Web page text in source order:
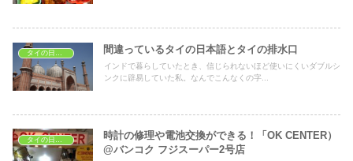
タイの日常生活 間違っているタイの日本語とタイの排水口
インドで暮らしていたとき、信じられないほど使いにくいダブルシ
ンクに辟易していた私。なんでこんなくの字...
時計の修理や電池交換ができる！「OK CENTER）
@バンコク フジスーパー2号店